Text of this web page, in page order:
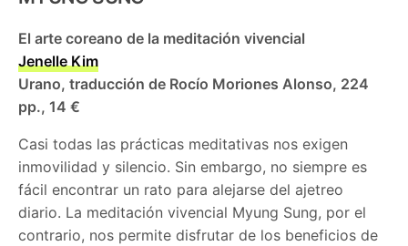
El arte coreano de la meditación vivencial
Jenelle Kim
Urano, traducción de Rocío Moriones Alonso, 224
pp., 14 €
Casi todas las prácticas meditativas nos exigen
inmovilidad y silencio. Sin embargo, no siempre es
fácil encontrar un rato para alejarse del ajetreo
diario. La meditación vivencial Myung Sung, por el
contrario, nos permite disfrutar de los beneficios de